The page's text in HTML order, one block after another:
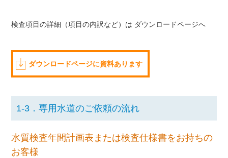
検査項目の詳細（項目の内訳など）は ダウンロードページへ
ダウンロードページに資料あります
1-3．専用水道のご依頼の流れ
水質検査年間計画表または検査仕様書をお持ちの
お客様